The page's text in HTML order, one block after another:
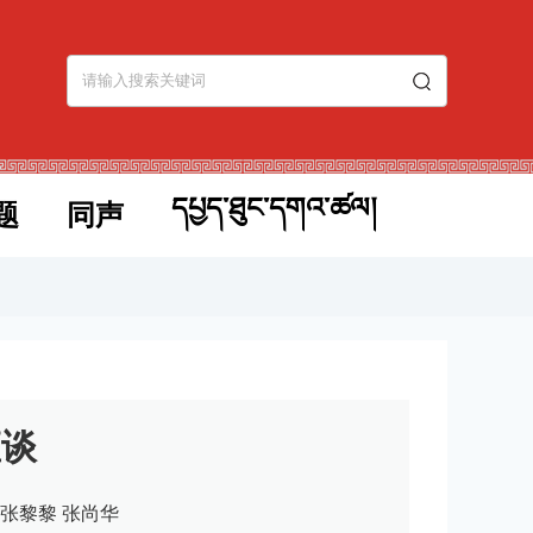
同声 དཔྱད་ཐུང་དགའ་ཚལ།
黎黎 张尚华